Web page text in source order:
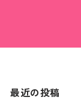
最近の投稿